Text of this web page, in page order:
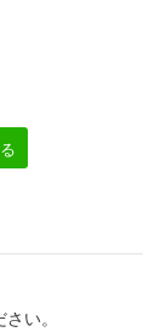
い。